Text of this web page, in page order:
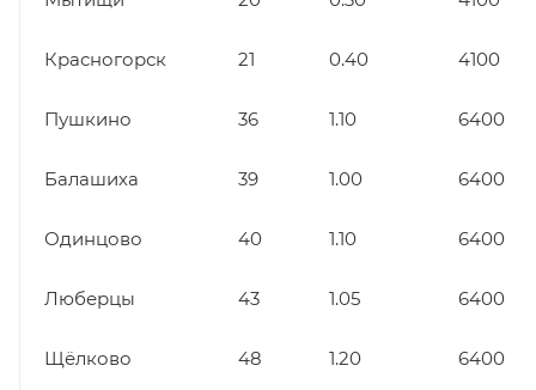
Красногорск 21 0.40 4100
Пушкино 36 1.10 6400
Балашиха 39 1.00 6400
Одинцово 40 1.10 6400
Люберцы 43 1.05 6400
Щёлково 48 1.20 6400